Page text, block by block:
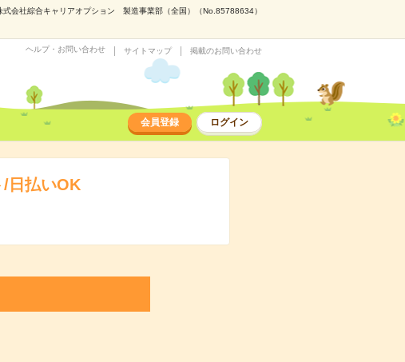
会社綜合キャリアオプション 製造事業部（全国）（No.85788634）
ヘルプ・お問い合わせ サイトマップ 掲載のお問い合わせ
会員登録 ログイン
/日払いOK